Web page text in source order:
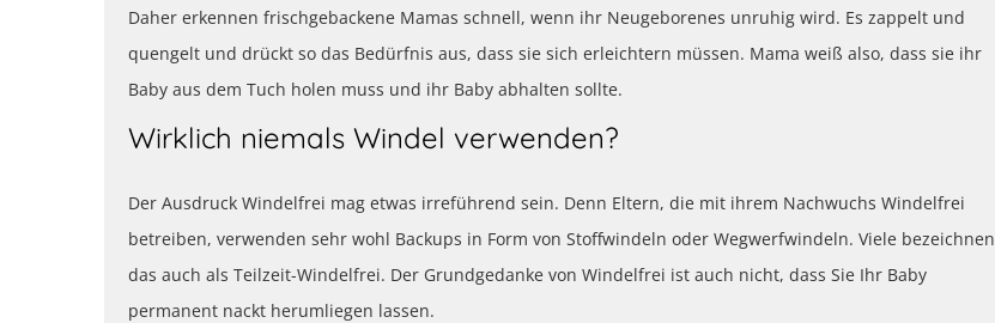
Daher erkennen frischgebackene Mamas schnell, wenn ihr Neugeborenes unruhig wird. Es zappelt und
quengelt und drückt so das Bedürfnis aus, dass sie sich erleichtern müssen. Mama weiß also, dass sie ihr
Baby aus dem Tuch holen muss und ihr Baby abhalten sollte.
Wirklich niemals Windel verwenden?
Der Ausdruck Windelfrei mag etwas irreführend sein. Denn Eltern, die mit ihrem Nachwuchs Windelfrei
betreiben, verwenden sehr wohl Backups in Form von Stoffwindeln oder Wegwerfwindeln. Viele bezeichnen
das auch als Teilzeit-Windelfrei. Der Grundgedanke von Windelfrei ist auch nicht, dass Sie Ihr Baby
permanent nackt herumliegen lassen.